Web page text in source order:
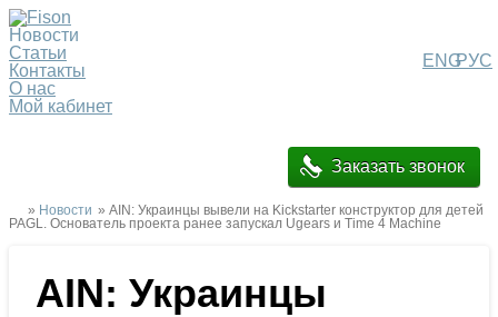
РУС
ENG
Новости
Статьи
Контакты
О нас
Мой кабинет
Заказать звонок
» Новости » AIN: Украинцы вывели на Kickstarter конструктор для детей
PAGL. Основатель проекта ранее запускал Ugears и Time 4 Machine
AIN: Украинцы